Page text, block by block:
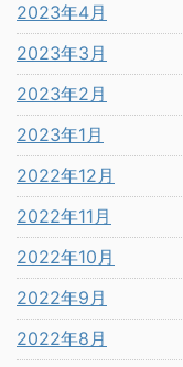
2023年4月
2023年3月
2023年2月
2023年1月
2022年12月
2022年11月
2022年10月
2022年9月
2022年8月